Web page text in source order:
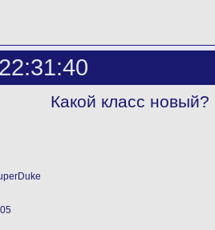
Какой класс новый?